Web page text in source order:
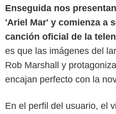
Enseguida nos
'Ariel Mar' y comienza a
canción oficial de la
es que las imágenes del
Rob Marshall y
encajan perfecto con la
En el perfil del usuario, el